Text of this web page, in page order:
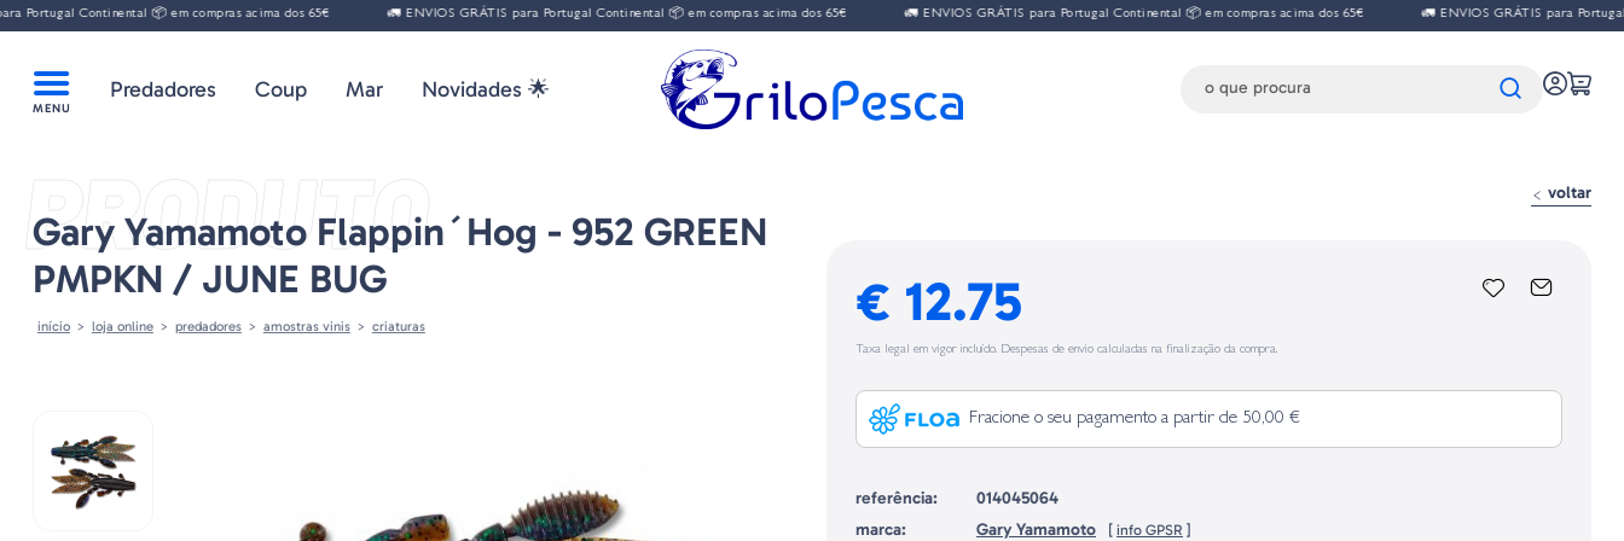
Continental 📦 em compras acima dos 65€ 🚛 ENVIOS GRÁTIS para Portugal Continental 📦 em compras acima dos 65€ 🚛 ENVIOS GRÁTIS para Portugal Continental 📦 em compras acima dos 65€ 🚛 ENVIOS GRÁTIS para Portugal
Predadores Coup Mar Novidades 🌟
PRODUTO
Gary Yamamoto Flappin´Hog - 952 GREEN
PMPKN / JUNE BUG
início loja online predadores amostras vinis criaturas
voltar
€ 12.75
Taxa legal em vigor incluído. Despesas de envio calculadas na finalização da compra.
Fracione o seu pagamento a partir de 50,00 €
referência:
014045064
marca:
Gary Yamamoto [ info GPSR ]